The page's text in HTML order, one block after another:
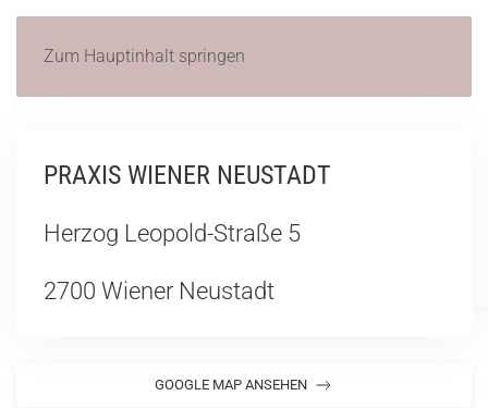
Zum Hauptinhalt springen
PRAXIS WIENER NEUSTADT
Herzog Leopold-Straße 5
2700 Wiener Neustadt
GOOGLE MAP ANSEHEN